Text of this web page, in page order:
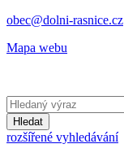
obec@dolni-rasnice.cz
Mapa webu
Hledat
rozšířené vyhledávání